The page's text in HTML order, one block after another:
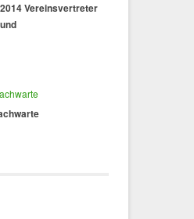
2014 Vereinsvertreter
und